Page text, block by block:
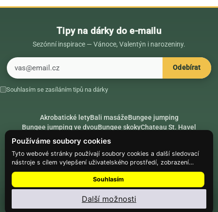
Používáme soubory cookies
Tyto webové stránky používají soubory cookies a další sledovací
nástroje s cílem vylepšení uživatelského prostředí, zobrazení
přizpůsobeného obsahu a reklam, analýzy návštěvnosti webových
stránek a zjištění zdroje návštěvnosti.
Souhlasím
Další možnosti
Tipy na dárky do e-mailu
Sezónní inspirace — Vánoce, Valentýn i narozeniny.
Odebírat
Souhlasím se zasíláním tipů na dárky
Akrobatické letyBali masážeBungee jumping
Bungee jumping ve dvouBungee skokyChateau St. Havel
Dárek k 18. narozeninám
Dárek k 40. narozeninám
RádceSecret SantaSložte se na dárek
PARTNEŘIHike.placeClimbing.place
© Web Development — Good Experience s.r.o.
Nastavení souborů cookie
Najdi Dárek: menu ⋮ → Nainstalovat aplikaci